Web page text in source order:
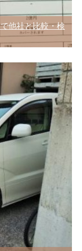
他社と比較・検